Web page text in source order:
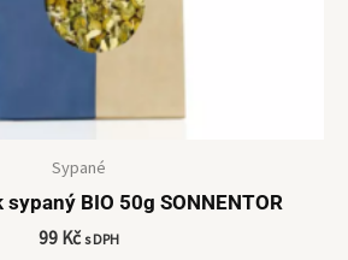
Sypané
sypaný BIO 50g SONNENTOR
99 Kč s DPH